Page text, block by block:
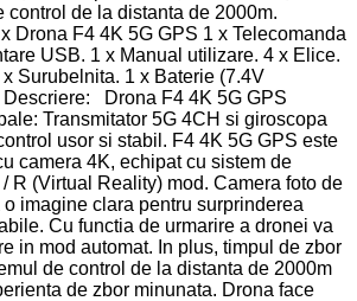
control de la distanta de 2000m.
Drona F4 4K 5G GPS 1 x Telecomanda
USB. 1 x Manual utilizare. 4 x Elice.
Surubelnita. 1 x Baterie (7.4V
Drona F4 4K 5G GPS
Transmitator 5G 4CH si giroscopa
usor si stabil. F4 4K 5G GPS este
camera 4K, echipat cu sistem de
R (Virtual Reality) mod. Camera foto de
imagine clara pentru surprinderea
Cu functia de urmarire a dronei va
in mod automat. In plus, timpul de zbor
de control de la distanta de 2000m
de zbor minunata. Drona face